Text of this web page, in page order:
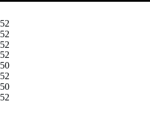
52
52
52
52
50
52
50
52